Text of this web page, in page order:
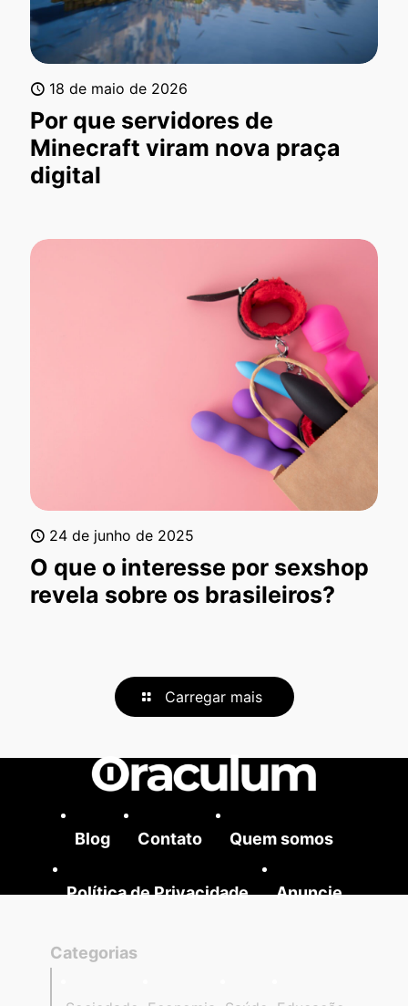
18 de maio de 2026
Por que servidores de
Minecraft viram nova praça
digital
24 de junho de 2025
O que o interesse por sexshop
revela sobre os brasileiros?
Carregar mais
Blog Contato Quem somos
Política de Privacidade Anuncie
Categorias